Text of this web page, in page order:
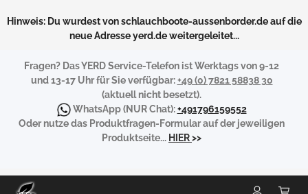
Hinweis: Du wurdest von schlauchboote-aussenborder.de auf die
neue Adresse yerd.de weitergeleitet...
Fragen? Das YERD Service-Telefon ist Werktags von 9-12
und 13-17 Uhr für Sie verfügbar:+49 (0) 7821 58838 30
(aktuell nicht besetzt).
WhatsApp(NUR Chat):+491796159552
Oder nutze das Produktfragen-Formular auf der jeweiligen
Produktseite... HIER>>